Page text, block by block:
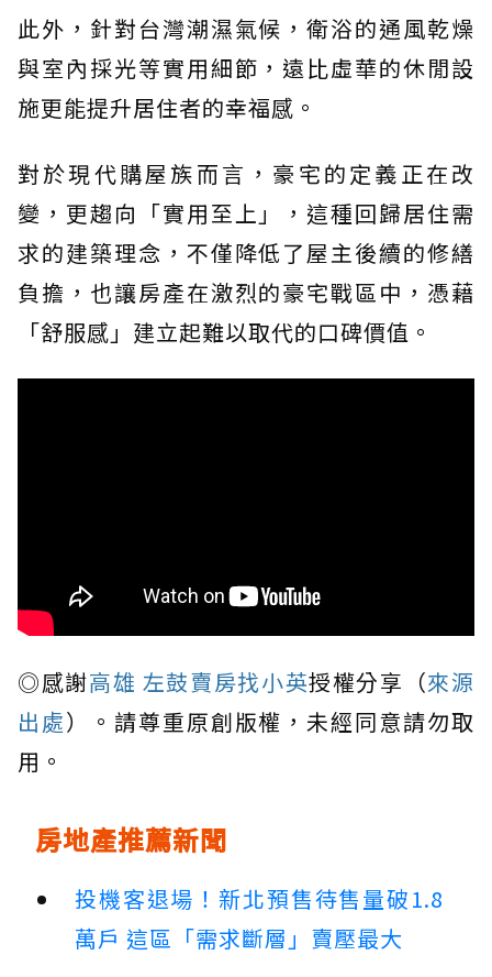
此外，針對台灣潮濕氣候，衛浴的通風乾燥
與室內採光等實用細節，遠比虛華的休閒設
施更能提升居住者的幸福感。
對於現代購屋族而言，豪宅的定義正在改
變，更趨向「實用至上」，這種回歸居住需
求的建築理念，不僅降低了屋主後續的修繕
負擔，也讓房產在激烈的豪宅戰區中，憑藉
「舒服感」建立起難以取代的口碑價值。
◎感謝高雄 左鼓賣房找小英授權分享（來源
出處）。請尊重原創版權，未經同意請勿取
用。
房地產推薦新聞
投機客退場！新北預售待售量破1.8
萬戶 這區「需求斷層」賣壓最大